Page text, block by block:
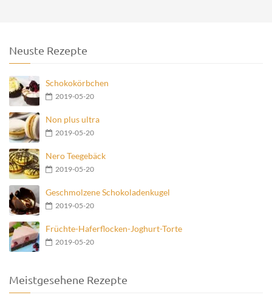
Neuste Rezepte
Schokokörbchen
2019-05-20
Non plus ultra
2019-05-20
Nero Teegebäck
2019-05-20
Geschmolzene Schokoladenkugel
2019-05-20
Früchte-Haferflocken-Joghurt-Torte
2019-05-20
Meistgesehene Rezepte